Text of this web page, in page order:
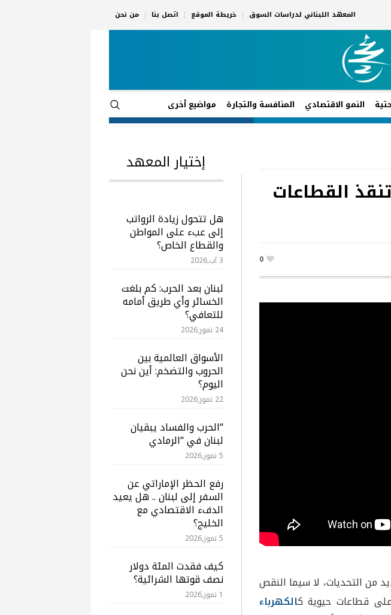
المعهد اللبناني لدراسات السوق خريطة الموقع اتصل بنا من نحن
النمو الاقتصادي المنافسة والتجارة
مواضيع أخرى
القطاعات
0
من التحديات، لا سيما النقص
على قطاعات حيوية كالكهرباء
إختيار المعهد
هل تتحول زيادة الرواتب
إلى عبء على المواطن
والقطاع الخاص؟
3 آب,2026
لبنان بعد الحرب: كم بلغت
الخسائر وأي طريق أمامه
للتعافي؟
24 تموز,2026
الأسواق العالمية بين
الحروب والتضخم: أين نحن
اليوم؟
22 تموز,2026
“الحرب والفساد يبقيان
لبنان في “الرمادي
5 تموز,2026
رفع الحظر الإماراتي عن
السفر إلى لبنان .. هل يعيد
الدفء الاقتصادي مع
الخليج؟
5 تموز,2026
كيف فقدت المئة دولار
نصف قوتها الشرائية؟
1 تموز,2026